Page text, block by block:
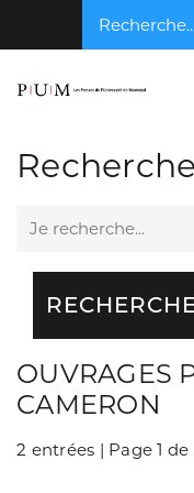
Recherche...
Je recherche...
OUVRAGES
CAMERON
2 entrées | Page 1 de